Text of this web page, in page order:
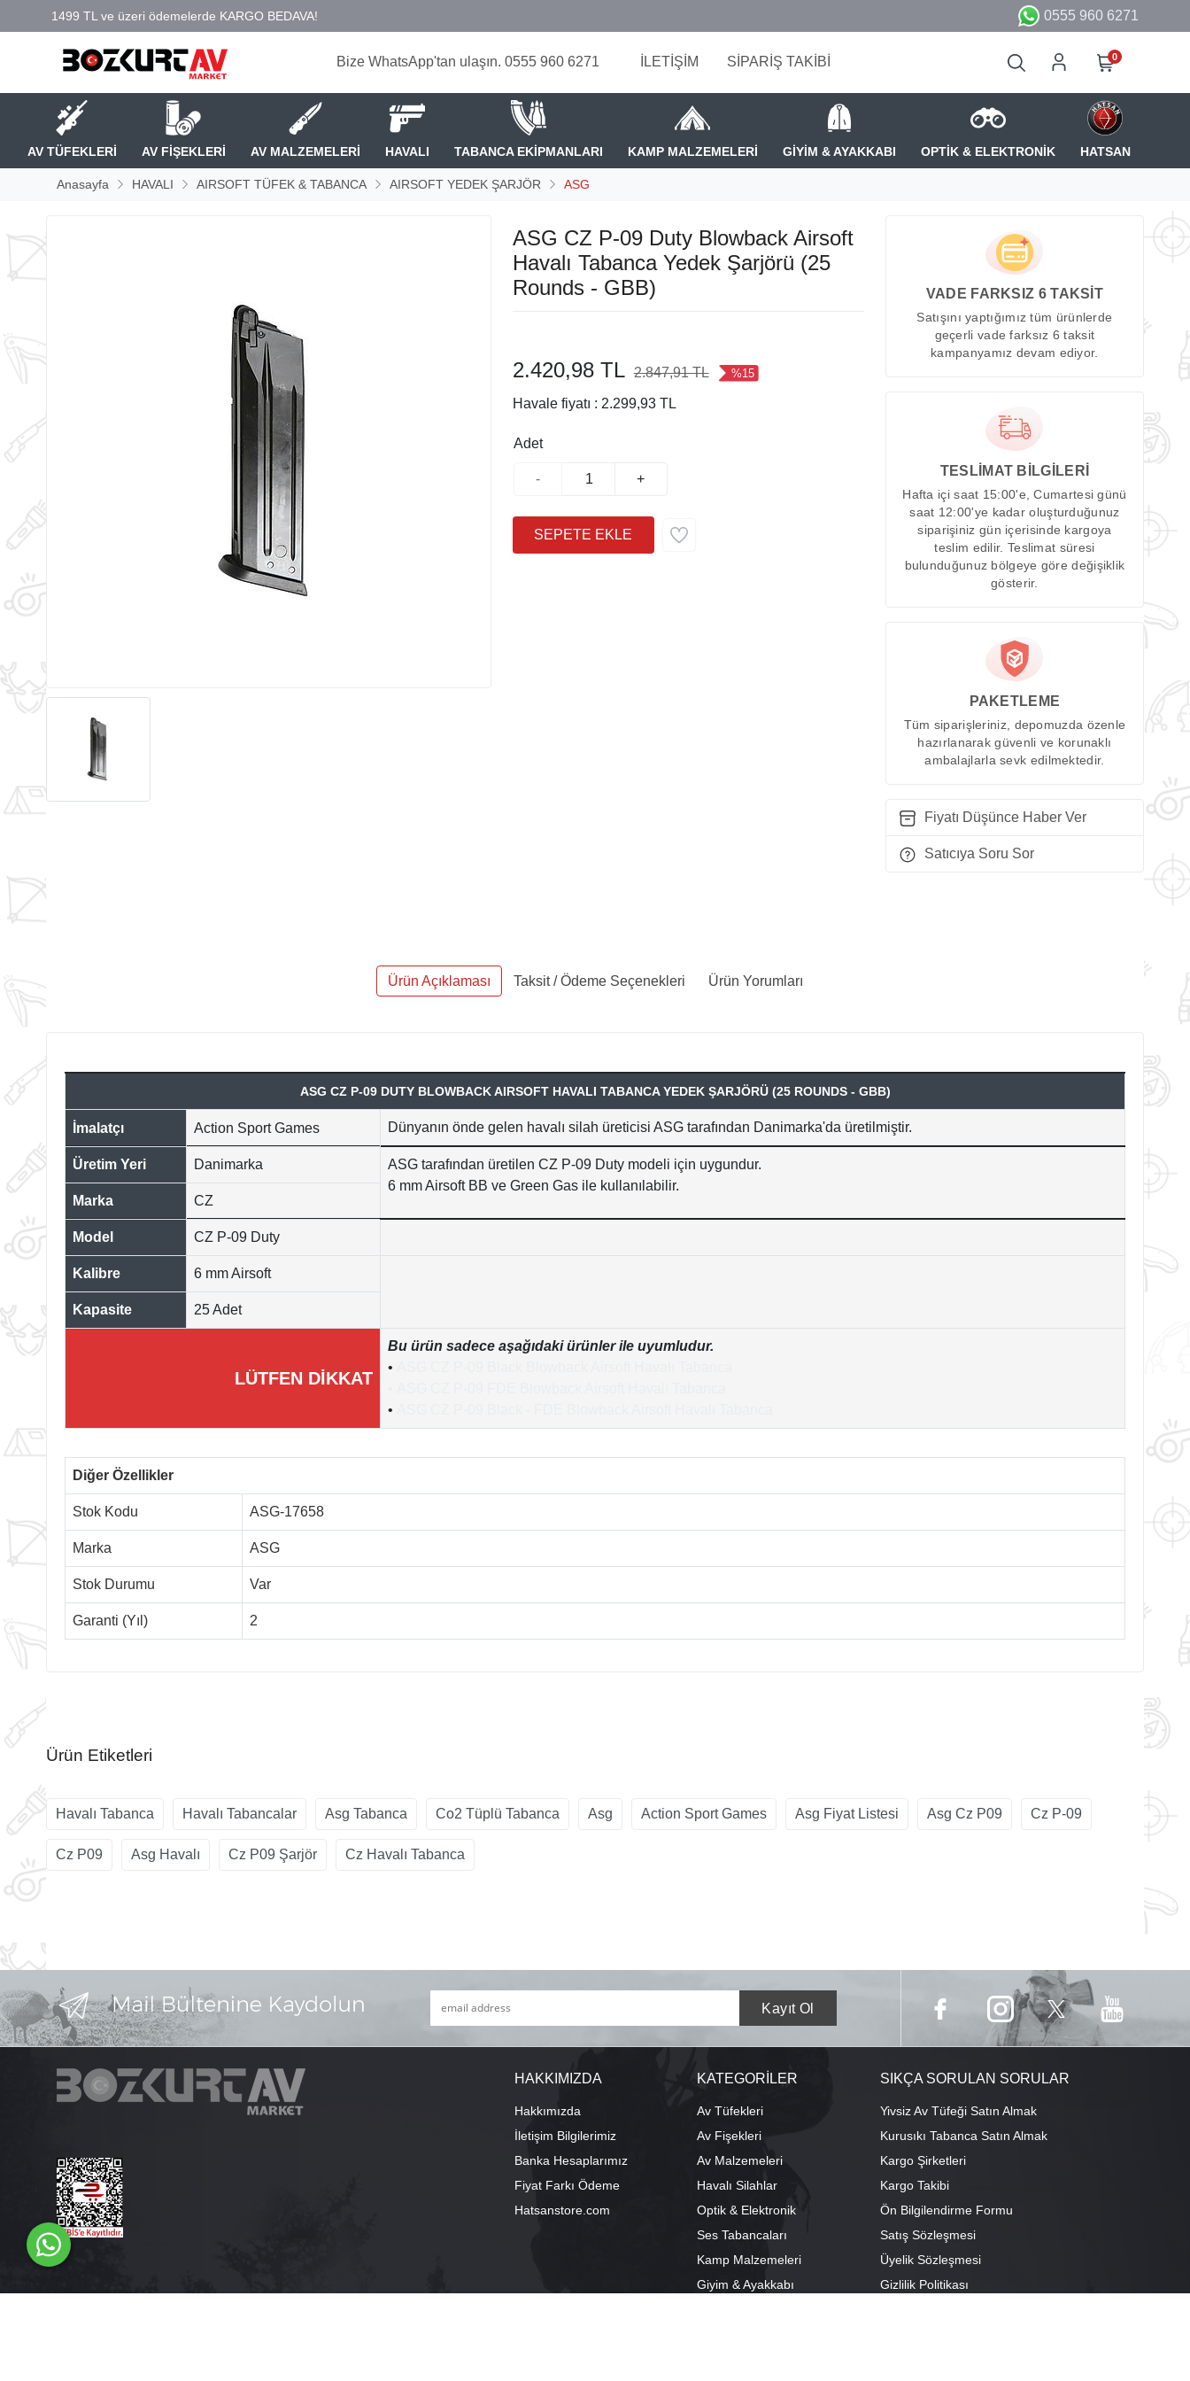
0555 960 6271
Bize WhatsApp'tan ulaşın. 0555 960 6271 İLETİŞİM SİPARİŞ TAKİBİ 0
AV TÜFEKLERİ AV FİŞEKLERİ AV MALZEMELERİ HAVALI TABANCA EKİPMANLARI KAMP MALZEMELERİ GİYİM & AYAKKABI OPTİK & ELEKTRONİK HATSAN
Anasayfa HAVALI AIRSOFT TÜFEK & TABANCA AIRSOFT YEDEK ŞARJÖR ASG
ASG CZ P-09 Duty Blowback Airsoft
Havalı Tabanca Yedek Şarjörü (25
Rounds - GBB)
2.420,98 TL 2.847,91 TL %15
Havale fiyatı : 2.299,93 TL
Adet
- +
VADE FARKSIZ 6 TAKSİT
Satışını yaptığımız tüm ürünlerde
geçerli vade farksız 6 taksit
kampanyamız devam ediyor.
TESLİMAT BİLGİLERİ
Hafta içi saat 15:00'e, Cumartesi günü
saat 12:00'ye kadar oluşturduğunuz
siparişiniz gün içerisinde kargoya
teslim edilir. Teslimat süresi
bulunduğunuz bölgeye göre değişiklik
gösterir.
PAKETLEME
Tüm siparişleriniz, depomuzda özenle
hazırlanarak güvenli ve korunaklı
ambalajlarla sevk edilmektedir.
Fiyatı Düşünce Haber Ver
Satıcıya Soru Sor
Ürün Açıklaması Taksit / Ödeme Seçenekleri Ürün Yorumları
ASG CZ P-09 DUTY BLOWBACK AIRSOFT HAVALI TABANCA YEDEK ŞARJÖRÜ (25 ROUNDS - GBB)
İmalatçı Action Sport Games Dünyanın önde gelen havalı silah üreticisi ASG tarafından Danimarka'da üretilmiştir.
Üretim Yeri Danimarka
ASG tarafından üretilen CZ P-09 Duty modeli için uygundur.
6 mm Airsoft BB ve Green Gas ile kullanılabilir.
Marka
CZ
Model CZ P-09 Duty
Kalibre 6 mm Airsoft
Kapasite 25 Adet
LÜTFEN DİKKAT
Bu ürün sadece aşağıdaki ürünler ile uyumludur.
•
•
Diğer Özellikler
Stok Kodu ASG-17658
Marka ASG
Stok Durumu Var
Garanti (Yıl) 2
Ürün Etiketleri
Havalı Tabanca Havalı Tabancalar Asg Tabanca Co2 Tüplü Tabanca Asg Action Sport Games Asg Fiyat Listesi Asg Cz P09 Cz P-09
Cz P09 Asg Havalı Cz P09 Şarjör Cz Havalı Tabanca
HAKKIMIZDA
Hakkımızda
İletişim Bilgilerimiz
Banka Hesaplarımız
Fiyat Farkı Ödeme
Hatsanstore.com
KATEGORİLER
Av Tüfekleri
Av Fişekleri
Av Malzemeleri
Havalı Silahlar
Optik & Elektronik
Ses Tabancaları
Kamp Malzemeleri
Giyim & Ayakkabı
SIKÇA SORULAN SORULAR
Yivsiz Av Tüfeği Satın Almak
Kurusıkı Tabanca Satın Almak
Kargo Şirketleri
Kargo Takibi
Ön Bilgilendirme Formu
Satış Sözleşmesi
Üyelik Sözleşmesi
Gizlilik Politikası